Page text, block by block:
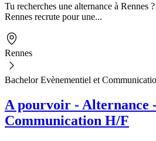
Tu recherches une alternance à Rennes
Rennes recrute pour une...
Rennes
Bachelor Evènementiel et
A pourvoir - Alternance
Communication H/F